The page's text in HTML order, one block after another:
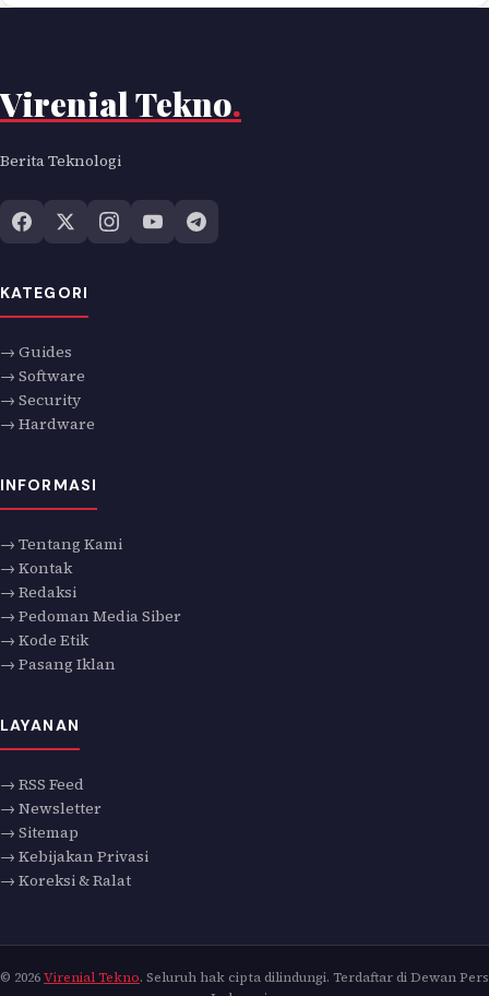
Virenial Tekno.
Berita Teknologi
KATEGORI
→ Guides
→ Software
→ Security
→ Hardware
INFORMASI
→ Tentang Kami
→ Kontak
→ Redaksi
→ Pedoman Media Siber
→ Kode Etik
→ Pasang Iklan
LAYANAN
→ RSS Feed
→ Newsletter
→ Sitemap
→ Kebijakan Privasi
→ Koreksi & Ralat
© 2026Virenial Tekno. Seluruh hak cipta dilindungi. Terdaftar di Dewan Pers